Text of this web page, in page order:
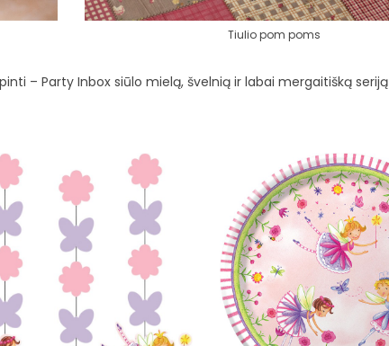
Tiulio pom poms
– Party Inbox siūlo mielą, švelnią ir labai mergaitišką seriją